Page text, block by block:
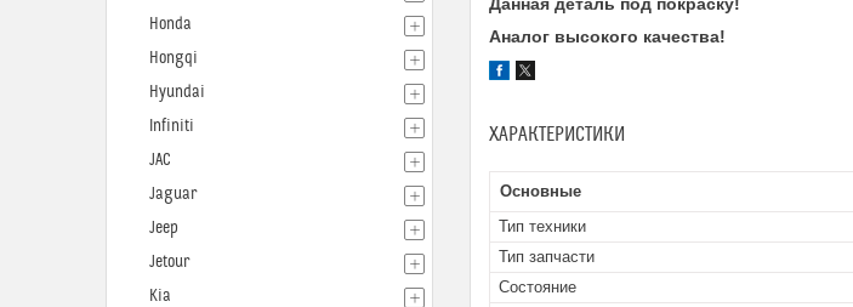
Аналог высокого качества!
ХАРАКТЕРИСТИКИ
Основные
Тип техники
Тип запчасти
Состояние
Honda
Hongqi
Hyundai
Infiniti
JAC
Jaguar
Jeep
Jetour
Kia